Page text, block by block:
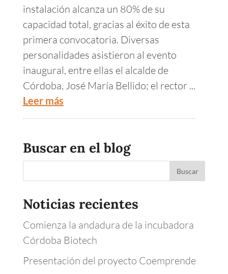
instalación alcanza un 80% de su
capacidad total, gracias al éxito de esta
primera convocatoria. Diversas
personalidades asistieron al evento
inaugural, entre ellas el alcalde de
Córdoba, José María Bellido; el rector ...
Leer más
Buscar en el blog
Noticias recientes
Comienza la andadura de la incubadora
Córdoba Biotech
Presentación del proyecto Coemprende